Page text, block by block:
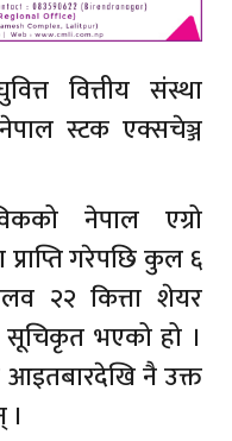
वित्तीय संस्था
स्टक एक्सचेञ्ज
नेपाल एग्रो
गरेपछि कुल ६
२२ कित्ता शेयर
सूचिकृत भएको हो ।
आइतबारदेखि नै उक्त